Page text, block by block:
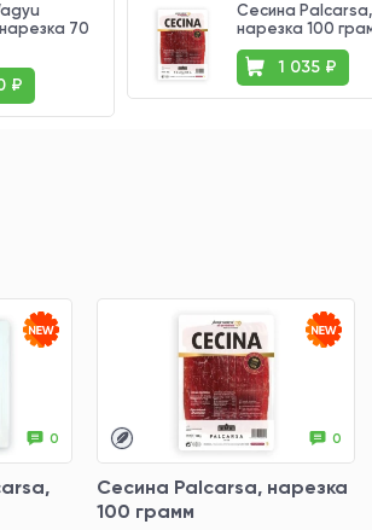
70
₽
Сесина Palcarsa,
нарезка 100
1 035 ₽
0 0
Сесина Palcarsa, нарезка
100 грамм